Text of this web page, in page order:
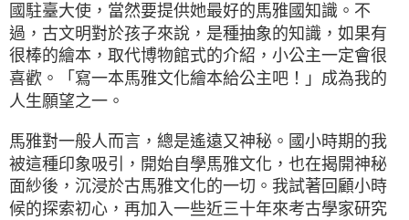
國駐臺大使，當然要提供她最好的馬雅國知識。不
過，古文明對於孩子來說，是種抽象的知識，如果有
很棒的繪本，取代博物館式的介紹，小公主一定會很
喜歡。「寫一本馬雅文化繪本給公主吧！」成為我的
人生願望之一。
馬雅對一般人而言，總是遙遠又神秘。國小時期的我
被這種印象吸引，開始自學馬雅文化，也在揭開神秘
面紗後，沉浸於古馬雅文化的一切。我試著回顧小時
候的探索初心，再加入一些近三十年來考古學家研究